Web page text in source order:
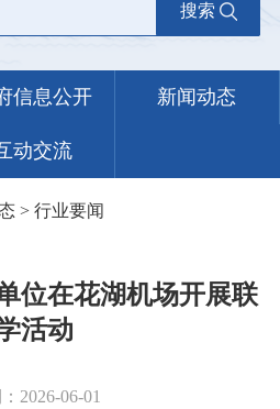
搜索
信息公开 新闻动态
动交流
> 行业要闻
位在花湖机场开展联
活动
2026-06-01